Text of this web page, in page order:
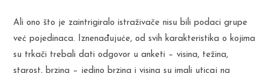
Ali ono što je zaintrigiralo istraživače nisu bili podaci grupe
već pojedinaca. Iznenađujuće, od svih karakteristika o kojima
su trkači trebali dati odgovor u anketi – visina, težina,
starost, brzina – jedino brzina i visina su imali uticaj na